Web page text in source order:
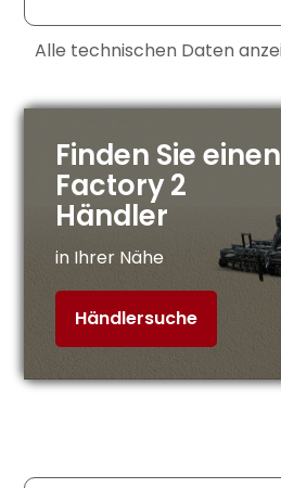
Alle technischen Daten
Finden Sie
Factory 2
Händler
in Ihrer Nähe
Händlersuche